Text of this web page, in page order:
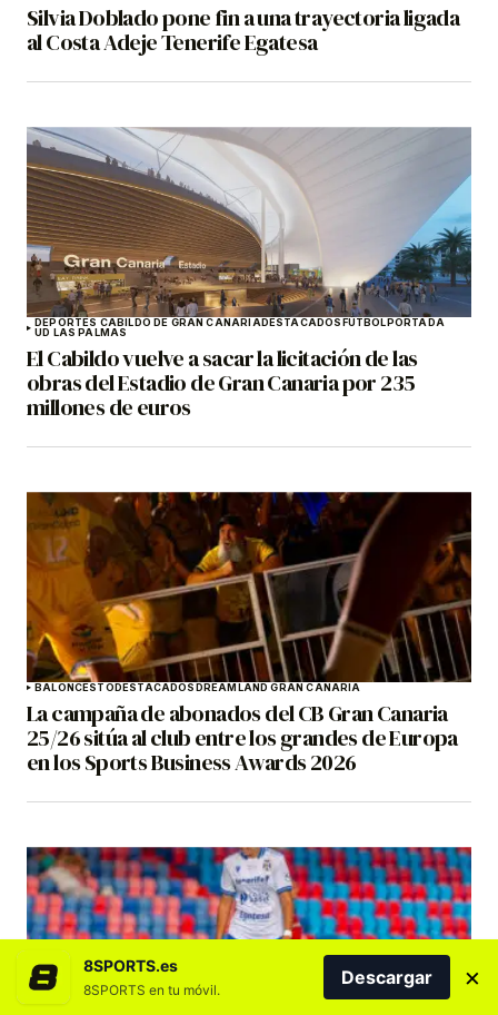
Silvia Doblado pone fin a una trayectoria ligada
al Costa Adeje Tenerife Egatesa
DEPORTES CABILDO DE GRAN CANARIADESTACADOSFÚTBOLPORTADA
UD LAS PALMAS
El Cabildo vuelve a sacar la licitación de las
obras del Estadio de Gran Canaria por 235
millones de euros
BALONCESTODESTACADOSDREAMLAND GRAN CANARIA
La campaña de abonados del CB Gran Canaria
25/26 sitúa al club entre los grandes de Europa
en los Sports Business Awards 2026
8SPORTS.es
8SPORTS en tu móvil.
Descargar ×